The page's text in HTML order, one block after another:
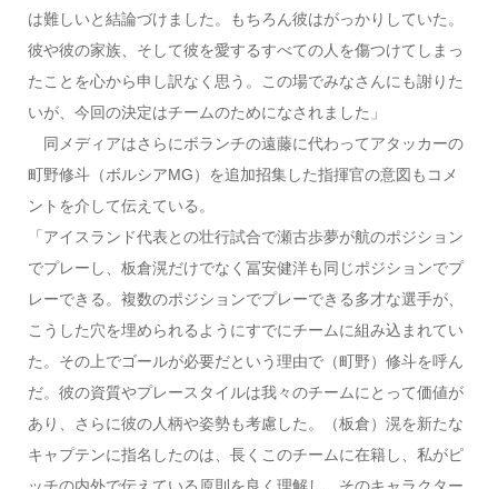
は難しいと結論づけました。もちろん彼はがっかりしていた。
彼や彼の家族、そして彼を愛するすべての人を傷つけてしまっ
たことを心から申し訳なく思う。この場でみなさんにも謝りた
いが、今回の決定はチームのためになされました」
同メディアはさらにボランチの遠藤に代わってアタッカーの
町野修斗（ボルシアMG）を追加招集した指揮官の意図もコメ
ントを介して伝えている。
「アイスランド代表との壮行試合で瀬古歩夢が航のポジション
でプレーし、板倉滉だけでなく冨安健洋も同じポジションでプ
レーできる。複数のポジションでプレーできる多才な選手が、
こうした穴を埋められるようにすでにチームに組み込まれてい
た。その上でゴールが必要だという理由で（町野）修斗を呼ん
だ。彼の資質やプレースタイルは我々のチームにとって価値が
あり、さらに彼の人柄や姿勢も考慮した。（板倉）滉を新たな
キャプテンに指名したのは、長くこのチームに在籍し、私がピ
ッチの内外で伝えている原則を良く理解し、そのキャラクター